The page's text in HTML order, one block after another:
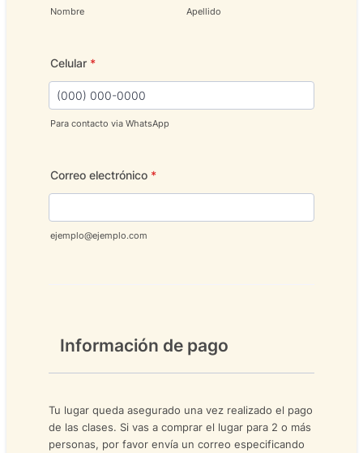
Nombre Apellido
Celular *
Para contacto via WhatsApp
Correo electrónico *
ejemplo@ejemplo.com
Información de pago
Tu lugar queda asegurado una vez realizado el pago
de las clases. Si vas a comprar el lugar para 2 o más
personas, por favor envía un correo especificando